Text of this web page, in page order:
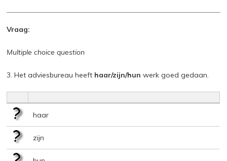
Vraag:
Multiple choice question
3. Het adviesbureau heeft haar/zijn/hun werk goed gedaan.
haar
zijn